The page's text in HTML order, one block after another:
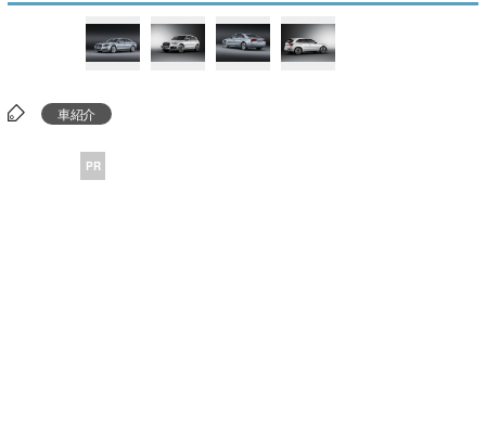
車紹介
PR